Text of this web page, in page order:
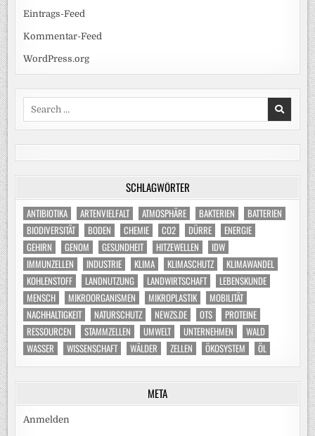
Eintrags-Feed
Kommentar-Feed
WordPress.org
Search
SCHLAGWÖRTER
ANTIBIOTIKA ARTENVIELFALT ATMOSPHÄRE BAKTERIEN
BATTERIEN
BIODIVERSITÄT
BODEN CHEMIE CO2 DÜRRE
ENERGIE
GEHIRN
GENOM GESUNDHEIT HITZEWELLEN
IDW
IMMUNZELLEN
INDUSTRIE KLIMA KLIMASCHUTZ
KLIMAWANDEL
KOHLENSTOFF
LANDNUTZUNG LANDWIRTSCHAFT
LEBENSKUNDE
MENSCH
MIKROORGANISMEN MIKROPLASTIK
MOBILITÄT
NACHHALTIGKEIT
NATURSCHUTZ NEWZS.DE OTS
PROTEINE
RESSOURCEN
STAMMZELLEN UMWELT UNTERNEHMEN
WALD
WASSER
WISSENSCHAFT WÄLDER ZELLEN ÖKOSYSTEM ÖL
META
Anmelden